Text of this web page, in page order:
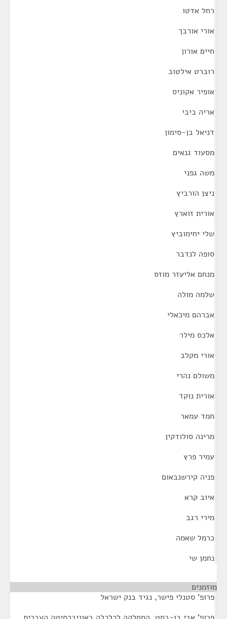
רחל אדטו
אורי אורבך
חיים אורון
רוברט אילטוב
אופיר אקוניס
אריה ביבי
דניאל בן-סימון
מסעוד גנאים
משה גפני
ניצן הורביץ
אורית זוארץ
שלי יחימוביץ
סופה לנדבר
מנחם אליעזר מוזס
שלמה מולה
אברהם מיכאלי
אלכס מילר
אורי מקלב
משולם נהרי
אורית נוקד
חמד עמאר
מרינה סולודקין
עמיר פרץ
פניה קירשנבאום
איוב קרא
מירי רגב
כרמל שאמה
נחמן שי
מוזמנים
פרופ' סטנלי פישר, נגיד בנק ישראל